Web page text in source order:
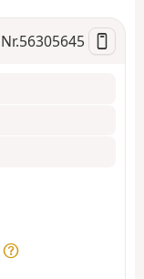
Nr.56305645